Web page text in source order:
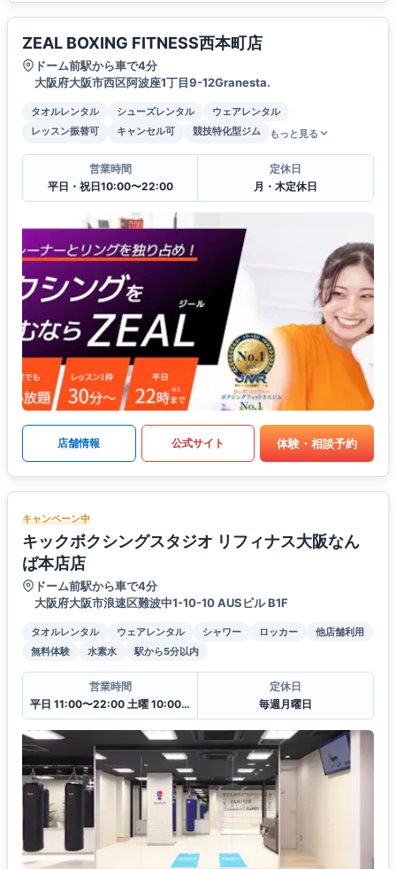
ZEAL BOXING FITNESS西本町店
ドーム前駅から車で4分
大阪府大阪市西区阿波座1丁目9-12Granesta.
タオルレンタル シューズレンタル
ウェアレンタル
レッスン振替可
キャンセル可 競技特化型ジム もっと見る
営業時間
平日・祝日10:00〜22:00
定休日
月・木定休日
店舗情報 公式サイト 体験・相談予約
キャンペーン中
キックボクシングスタジオ リフィナス大阪なん
ば本店店
ドーム前駅から車で4分
大阪府大阪市浪速区難波中1-10-10 AUSビル B1F
タオルレンタル ウェアレンタル シャワー ロッカー
他店舗利用
無料体験
水素水 駅から5分以内
営業時間
平日 11:00〜22:00 土曜 10:00〜20:00 日・祝 10:00〜18:00
定休日
毎週月曜日